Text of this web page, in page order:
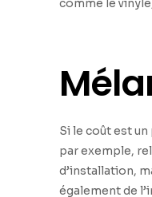
comme le
Si le coût est
par exemple,
d’installation,
également de